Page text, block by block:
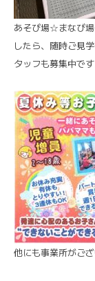
あそび場☆まなび
したら、随時ご見
タッフも募集中で
他にも事業所がご